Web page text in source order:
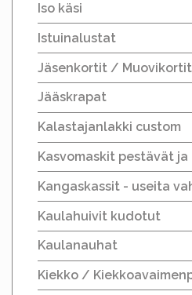
Iso käsi
Istuinalustat
Jäsenkortit / Muovikortit
Jääskrapat
Kalastajanlakki custom
Kasvomaskit pestävät
Kangaskassit - useita
Kaulahuivit kudotut
Kaulanauhat
Kiekko /